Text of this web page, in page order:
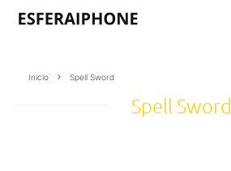
Inicio Spell Sword
Spell Sword